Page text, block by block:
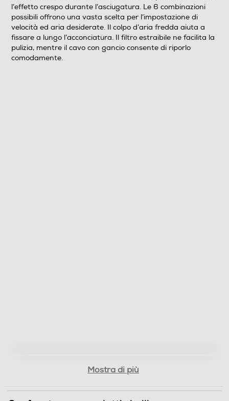
Doppio Voltaggio
Diffusore
l’effetto crespo durante l’asciugatura. Le 6 combinazioni
possibili offrono una vasta scelta per l’impostazione di
velocità ed aria desiderate. Il colpo d’aria fredda aiuta a
fissare a lungo l’acconciatura. Il filtro estraibile ne facilita la
pulizia, mentre il cavo con gancio consente di riporlo
comodamente.
Mostra di più